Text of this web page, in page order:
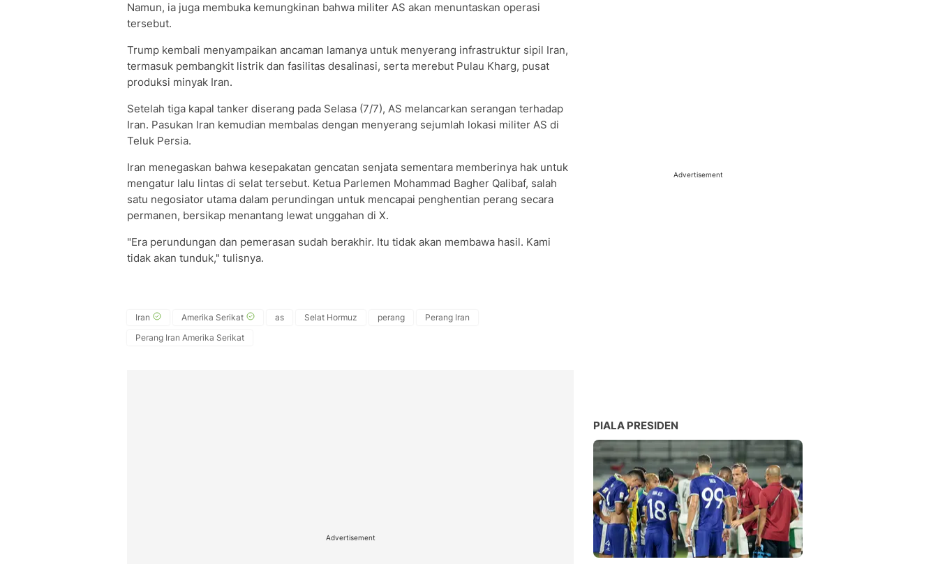
Namun, ia juga membuka kemungkinan bahwa militer AS akan menuntaskan operasi
tersebut.
Trump kembali menyampaikan ancaman lamanya untuk menyerang infrastruktur sipil Iran,
termasuk pembangkit listrik dan fasilitas desalinasi, serta merebut Pulau Kharg, pusat
produksi minyak Iran.
Setelah tiga kapal tanker diserang pada Selasa (7/7), AS melancarkan serangan terhadap
Iran. Pasukan Iran kemudian membalas dengan menyerang sejumlah lokasi militer AS di
Teluk Persia.
Iran menegaskan bahwa kesepakatan gencatan senjata sementara memberinya hak untuk
mengatur lalu lintas di selat tersebut. Ketua Parlemen Mohammad Bagher Qalibaf, salah
satu negosiator utama dalam perundingan untuk mencapai penghentian perang secara
permanen, bersikap menantang lewat unggahan di X.
"Era perundungan dan pemerasan sudah berakhir. Itu tidak akan membawa hasil. Kami
tidak akan tunduk," tulisnya.
Iran Amerika Serikat as Selat Hormuz perang
Perang Iran
Perang Iran Amerika Serikat
Advertisement
Advertisement
PIALA PRESIDEN